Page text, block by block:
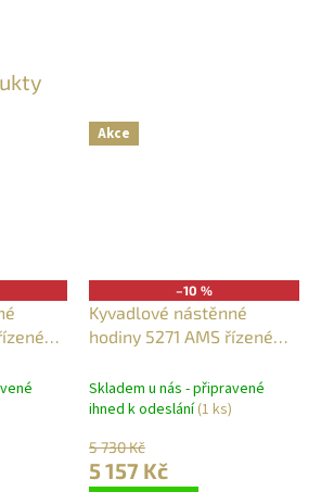
Akce
–10 %
Kyvadlové nástěnné
hodiny 5271 AMS řízené
Skladem u nás - připravené
ihned k odeslání(1 ks)
5 730 Kč
5 157 Kč